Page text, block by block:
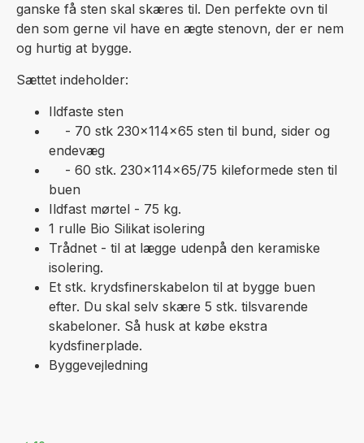
ganske få sten skal skæres til. Den perfekte ovn til
den som gerne vil have en ægte stenovn, der er nem
og hurtig at bygge.
Sættet indeholder:
Ildfaste sten
- 70 stk 230x114x65 sten til bund, sider og
endevæg
- 60 stk. 230x114x65/75 kileformede sten til
buen
Ildfast mørtel - 75 kg.
1 rulle Bio Silikat isolering
Trådnet - til at lægge udenpå den keramiske
isolering.
Et stk. krydsfinerskabelon til at bygge buen
efter. Du skal selv skære 5 stk. tilsvarende
skabeloner. Så husk at købe ekstra
kydsfinerplade.
Byggevejledning